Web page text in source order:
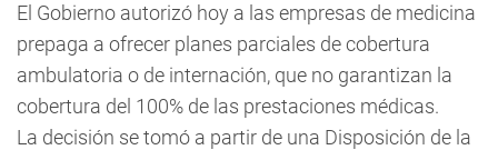
El Gobierno autorizó hoy a las empresas de medicina
prepaga a ofrecer planes parciales de cobertura
ambulatoria o de internación, que no garantizan la
cobertura del 100% de las prestaciones médicas.
La decisión se tomó a partir de una Disposición de la